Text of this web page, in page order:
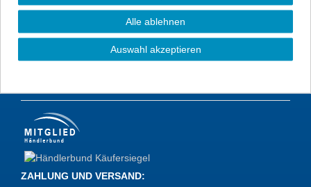
Kontakt
Datenschutzerklärung
AGB
ZAHLUNG UND VERSAND:
Alle ablehnen
Auswahl akzeptieren